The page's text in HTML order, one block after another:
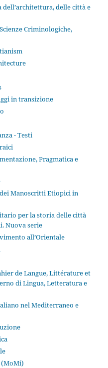
dell’architettura, delle città e
Criminologiche,
in transizione
- Testi
Pragmatica e
Manoscritti Etiopici in
per la storia delle città
Nuova serie
all’Orientale
de Langue, Littérature et
di Lingua, Letteratura e
nel Mediterraneo e